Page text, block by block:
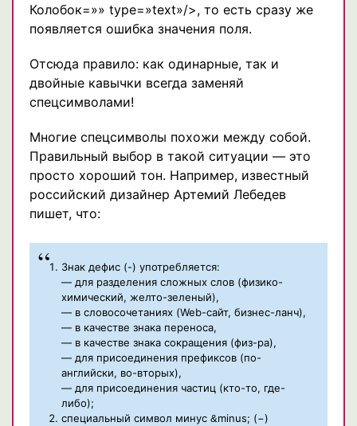
Колобок=»» type=»text»/>, то есть сразу же
появляется ошибка значения поля.
Отсюда правило: как одинарные, так и
двойные кавычки всегда заменяй
спецсимволами!
Многие спецсимволы похожи между собой.
Правильный выбор в такой ситуации — это
просто хороший тон. Например, известный
российский дизайнер Артемий Лебедев
пишет, что:
Знак дефис (-) употребляется:
— для разделения сложных слов (физико-
химический, желто-зеленый),
— в словосочетаниях (Web-сайт, бизнес-ланч),
— в качестве знака переноса,
— в качестве знака сокращения (физ-ра),
— для присоединения префиксов (по-
английски, во-вторых),
— для присоединения частиц (кто-то, где-
либо);
специальный символ минус &minus; (−)